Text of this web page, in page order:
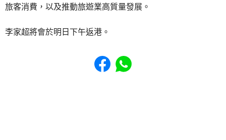
旅客消費，以及推動旅遊業高質量發展。
李家超將會於明日下午返港。
Share to Facebook
Share to WhatsApp